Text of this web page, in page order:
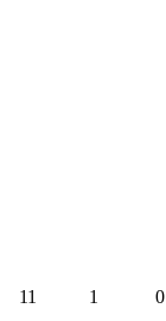
11 1 0